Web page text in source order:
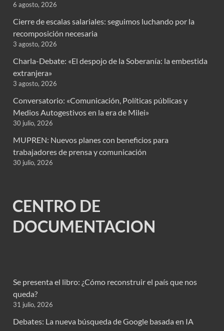
6 agosto, 2026
Cierre de escalas salariales: seguimos luchando por la
recomposición necesaria
3 agosto, 2026
Charla-Debate: «El despojo de la Soberanía: la embestida
extranjera»
3 agosto, 2026
Conversatorio: «Comunicación, Políticas públicas y
Medios Autogestivos en la era de Milei»
30 julio, 2026
MUPREN: Nuevos planes con beneficios para
trabajadores de prensa y comunicación
30 julio, 2026
CENTRO DE
DOCUMENTACION
Se presenta el libro: ¿Cómo reconstruir el país que nos
queda?
31 julio, 2026
Debates: La nueva búsqueda de Google basada en IA